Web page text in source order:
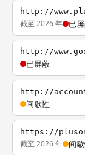
http://
截至 2026 年 已
http://
已屏蔽
http://
间歇性
https://
截至 2026 年 间